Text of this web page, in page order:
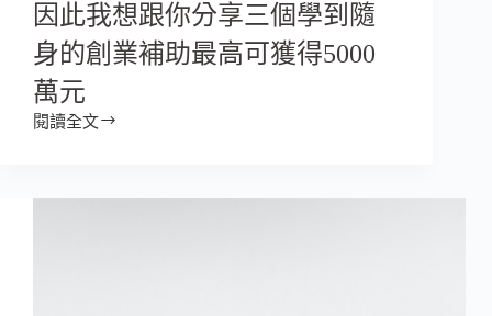
因此我想跟你分享三個學到隨
身的創業補助最高可獲得5000
萬元
閱讀全文